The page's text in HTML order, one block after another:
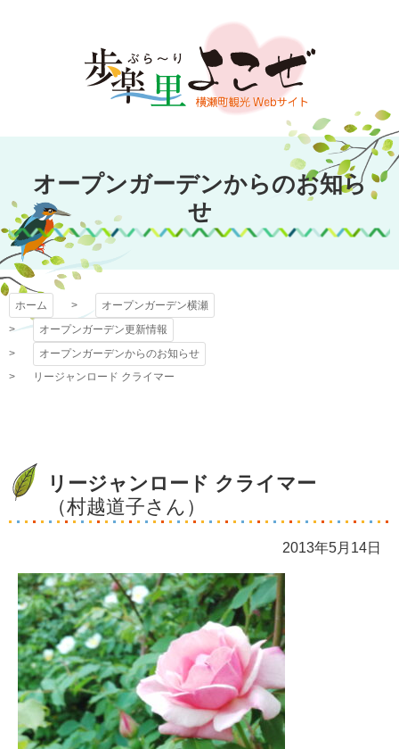
文
キ
プ
オープンガーデン
横瀬
オープンガーデンからのお知ら
せ
ホーム
オープンガーデン横瀬
オープンガーデン更新情報
オープンガーデンからのお知らせ
リージャンロード クライマー
リージャンロード クライマー
（村越道子さん）
2013年5月14日